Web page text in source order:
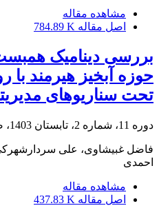
مشاهده مقاله
اصل مقاله 784.89 K
بررسی دینامیک
حوزه آبخیز هیرمند با
تحت سناریوهای
دوره 11، شماره 2، تابستان 1403، صفحه
فاضل غبیشاوی، علی
احمدی
مشاهده مقاله
اصل مقاله 437.83 K